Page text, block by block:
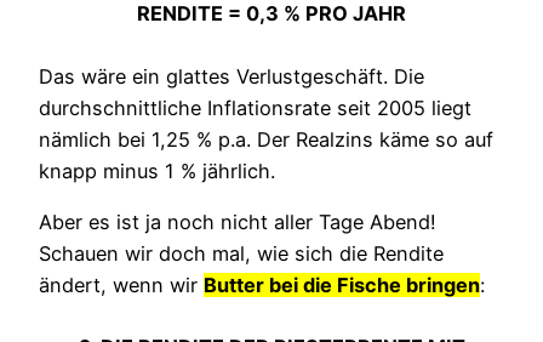
RENDITE = 0,3 % PRO JAHR
Das wäre ein glattes Verlustgeschäft. Die
durchschnittliche Inflationsrate seit 2005 liegt
nämlich bei 1,25 % p.a. Der Realzins käme so auf
knapp minus 1 % jährlich.
Aber es ist ja noch nicht aller Tage Abend!
Schauen wir doch mal, wie sich die Rendite
ändert, wenn wir Butter bei die Fische bringen: